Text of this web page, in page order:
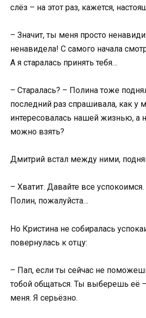
слёз – на этот раз, кажется,
– Значит, ты меня просто
ненавидела! С самого начала
А я старалась принять тебя…
– Старалась? – Полина тоже
последний раз спрашивала, как у
интересовалась нашей жизнью, а
можно взять?
Дмитрий встал между ними,
– Хватит. Давайте все успокоимся.
Полин, пожалуйста…
Но Кристина не собиралась
повернулась к отцу:
– Пап, если ты сейчас не
тобой общаться. Ты выберешь её
меня. Я серьёзно.